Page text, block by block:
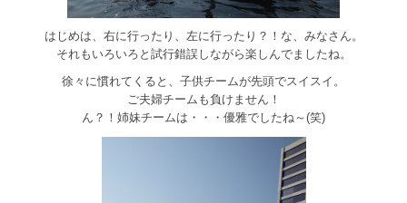
はじめは、右に行ったり、左に行ったり？！な、みなさん。
それもいろいろと試行錯誤しながら楽しんでましたね。
徐々に慣れてくると、子供チームが先頭でスイスイ。
ご夫婦チームも負けません！
ん？！姉妹チームは・・・優雅でしたね～(笑)